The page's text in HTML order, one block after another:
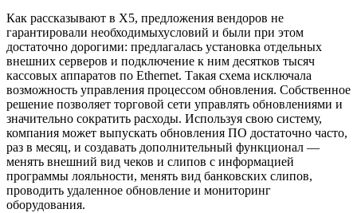
Как рассказывают в X5, предложения вендоров не
гарантировали необходимыхусловий и были при этом
достаточно дорогими: предлагалась установка отдельных
внешних серверов и подключение к ним десятков тысяч
кассовых аппаратов по Ethernet. Такая схема исключала
возможность управления процессом обновления. Собственное
решение позволяет торговой сети управлять обновлениями и
значительно сократить расходы. Используя свою систему,
компания может выпускать обновления ПО достаточно часто,
раз в месяц, и создавать дополнительный функционал —
менять внешний вид чеков и слипов с информацией
программы лояльности, менять вид банковских слипов,
проводить удаленное обновление и мониторинг
оборудования.